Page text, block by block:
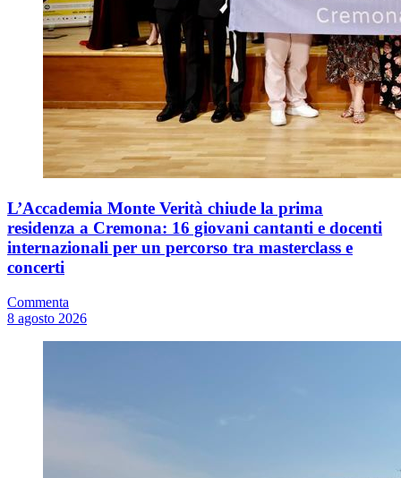
L’Accademia Monte Verità chiude la prima
residenza a Cremona: 16 giovani cantanti e docenti
internazionali per un percorso tra masterclass e
concerti
Commenta
8 agosto 2026